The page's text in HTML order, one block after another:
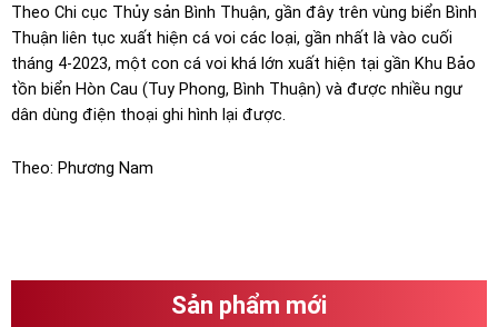
Theo Chi cục Thủy sản Bình Thuận, gần đây trên vùng biển Bình
Thuận liên tục xuất hiện cá voi các loại, gần nhất là vào cuối
tháng 4-2023, một con cá voi khá lớn xuất hiện tại gần Khu Bảo
tồn biển Hòn Cau (Tuy Phong, Bình Thuận) và được nhiều ngư
dân dùng điện thoại ghi hình lại được.
Theo: Phương Nam
Sản phẩm mới